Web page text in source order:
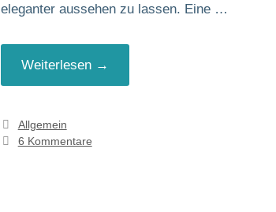
eleganter aussehen zu lassen. Eine …
Weiterlesen →
Kategorien
Allgemein
6 Kommentare